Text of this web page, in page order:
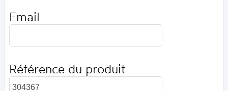
Email
Référence du produit